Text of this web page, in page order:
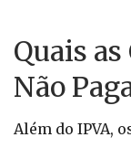
Quais
Não
Além do IPVA,